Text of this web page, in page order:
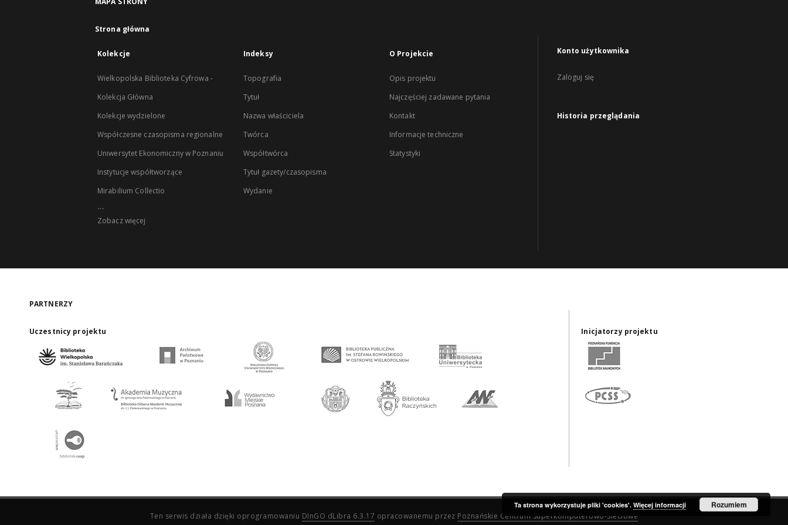
Strona główna
Kolekcje
Wielkopolska Biblioteka Cyfrowa -
Kolekcja Główna
Kolekcje wydzielone
Współczesne czasopisma regionalne
Uniwersytet Ekonomiczny w Poznaniu
Instytucje współtworzące
Mirabilium Collectio
...
Zobacz więcej
Indeksy
Topografia
Tytuł
Nazwa właściciela
Twórca
Współtwórca
Tytuł gazety/czasopisma
Wydanie
O Projekcie
Opis projektu
Najczęściej zadawane pytania
Kontakt
Informacje techniczne
Statystyki
Konto użytkownika
Zaloguj się
Historia przeglądania
PARTNERZY
Uczestnicy projektu Inicjatorzy projektu
Ten serwis działa dzięki oprogramowaniu DInGO dLibra 6.3.17 opracowanemu przez Poznańskie Centrum Superkomputerowo-Sieciowe
Ta strona wykorzystuje pliki 'cookies'. Więcej informacji Rozumiem